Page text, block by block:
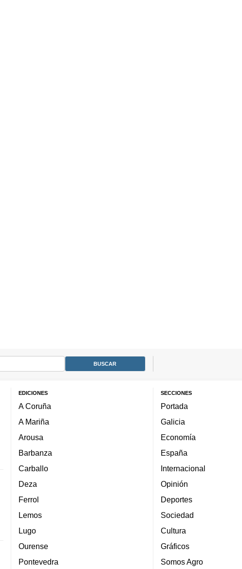
EDICIONES
A Coruña
A Mariña
Arousa
Barbanza
Carballo
Deza
Ferrol
Lemos
Lugo
Ourense
Pontevedra
SECCIONES
Portada
Galicia
Economía
España
Internacional
Opinión
Deportes
Sociedad
Cultura
Gráficos
Somos Agro